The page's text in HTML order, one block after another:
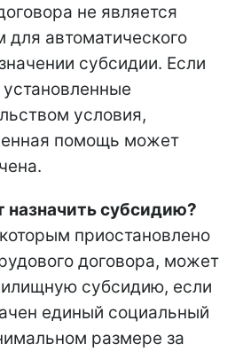
не является
для автоматического
субсидии. Если
условия,
помощь может
назначить субсидию?
приостановлено
договора, может
субсидию, если
единый социальный
размере за